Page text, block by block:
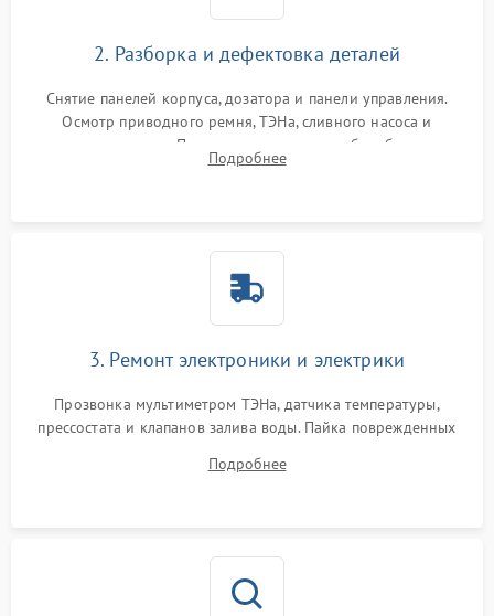
2. Разборка и дефектовка деталей
Снятие панелей корпуса, дозатора и панели управления.
Осмотр приводного ремня, ТЭНа, сливного насоса и
амортизаторов. Проверка подшипников барабана и
крестовины на износ, а манжеты люка на разрывы.
Подробнее
3. Ремонт электроники и электрики
Прозвонка мультиметром ТЭНа, датчика температуры,
прессостата и клапанов залива воды. Пайка поврежденных
Восстановление целостности проводки и контактов.
Подробнее